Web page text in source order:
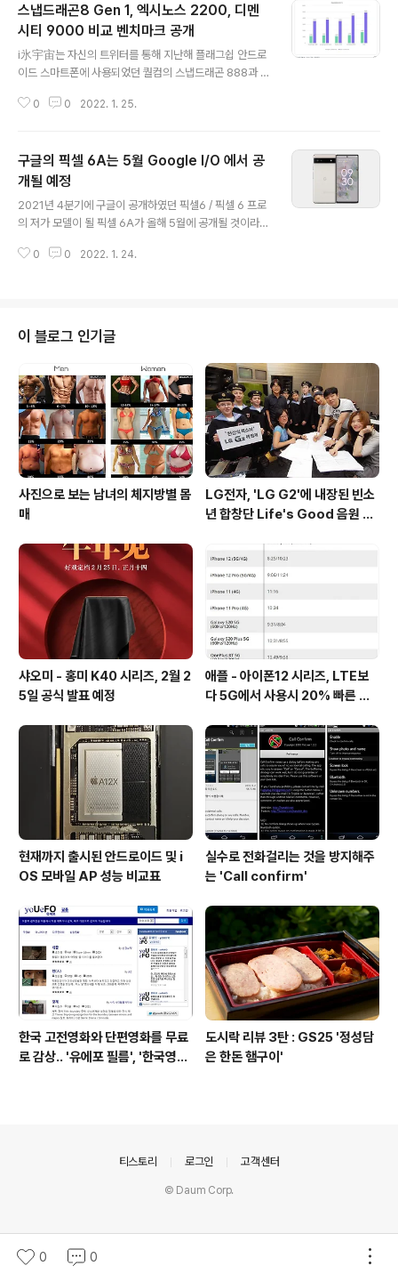
스냅드래곤8 Gen 1, 엑시노스 2200, 디멘
시티 9000 비교 벤치마크 공개
i氷宇宙는 자신의 트위터를 통해 지난해 플래그쉽 안드로
이드 스마트폰에 사용되었던 퀄컴의 스냅드래곤 888과 올
Gen 1 및 삼성의 엑시노스 2200, 미디어텍의 디멘시티
50점 > 디멘시티 9000 1278점 > 스냅드래곤8 Gen 1
1231점 > 스냅드래곤 888 1125점 > 엑시노스 2200 1
109점으로 올해 공개된 엑시노스 2200의 싱글코어 점수
가 가장 낮게 측정되었으며, 멀티코어는 A15 4885점 >
> 엑시노스 2200 3534점 > 스냅드래곤 88..
0 0 2022. 1. 25.
구글의 픽셀 6A는 5월 Google I/O 에서 공
개될 예정
2021년 4분기에 구글이 공개하였던 픽셀6 / 픽셀 6 프로
의 저가 모델이 될 픽셀 6A가 올해 5월에 공개될 것이라는
A는 2020 8월에 공개되었던 픽셀4a 및 2021년 8월에
서를 사용한 1220만 화소 메인 카메라와 소니 IMX386센
서를 사용한 1200만 화소 초광각 카메라를 사용하며, 전
면에는 소니 IMX355 센서를 사용한 800만 화소 셀피 카
메라를 탑재할 것으로 알려졌습니다. 또한, 구글 텐서 GS1
01 를 탑재할 것으로 추정되며, 유출된 렌더링 ..
0 0 2022. 1. 24.
이 블로그 인기글
사진으로 보는 남녀의 체지방별 몸
매
LG전자, 'LG G2'에 내장된 빈소
년 합창단 Life's Good 음원 공
샤오미 - 홍미 K40 시리즈, 2월 2
5일 공식 발표 예정
애플 - 아이폰12 시리즈, LTE보
다 5G에서 사용시 20% 빠른 배
현재까지 출시된 안드로이드 및 i
OS 모바일 AP 성능 비교표
실수로 전화걸리는 것을 방지해주
는 'Call confirm'
한국 고전영화와 단편영화를 무료
로 감상.. '유에포 필름', '한국영상
도시락 리뷰 3탄 : GS25 '정성담
은 한돈 햄구이'
0 0
티스토리 로그인 고객센터
© Daum Corp.